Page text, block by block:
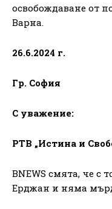
освобождаване от
Варна.
26.6.2024 г.
Гр. София
С уважение:
РТВ „Истина и
BNEWS смята, че с
Ерджан и няма